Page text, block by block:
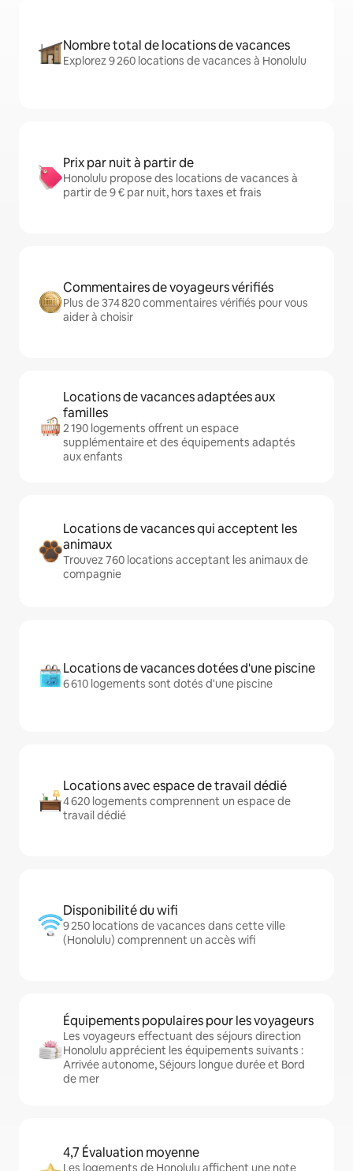
Nombre total de locations de vacances
Explorez 9 260 locations de vacances à Honolulu
Prix par nuit à partir de
Honolulu propose des locations de vacances à
partir de 9 € par nuit, hors taxes et frais
Commentaires de voyageurs vérifiés
Plus de 374 820 commentaires vérifiés pour vous
aider à choisir
Locations de vacances adaptées aux
familles
2 190 logements offrent un espace
supplémentaire et des équipements adaptés
aux enfants
Locations de vacances qui acceptent les
animaux
Trouvez 760 locations acceptant les animaux de
compagnie
Locations de vacances dotées d'une piscine
6 610 logements sont dotés d'une piscine
Locations avec espace de travail dédié
4 620 logements comprennent un espace de
travail dédié
Disponibilité du wifi
9 250 locations de vacances dans cette ville
(Honolulu) comprennent un accès wifi
Équipements populaires pour les voyageurs
Les voyageurs effectuant des séjours direction
Honolulu apprécient les équipements suivants :
Arrivée autonome, Séjours longue durée et Bord
de mer
4,7 Évaluation moyenne
Les logements de Honolulu affichent une note